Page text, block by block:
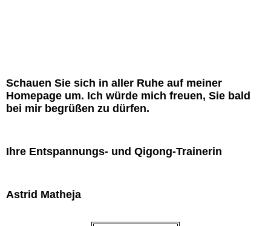
Schauen Sie sich in aller Ruhe auf meiner
Homepage um. Ich würde mich freuen, Sie bald
bei mir begrüßen zu dürfen.
Ihre Entspannungs- und Qigong-Trainerin
Astrid Matheja